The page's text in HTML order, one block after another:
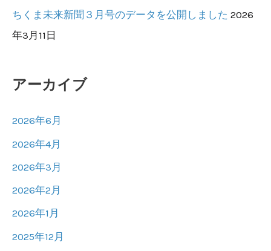
ちくま未来新聞３月号のデータを公開しました 2026
年3月11日
アーカイブ
2026年6月
2026年4月
2026年3月
2026年2月
2026年1月
2025年12月